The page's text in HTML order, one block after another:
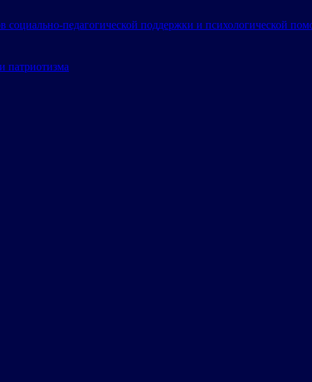
педагогической поддержки и психологической
патриотизма